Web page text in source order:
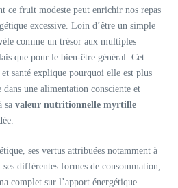
ce fruit modeste peut enrichir nos repas
excessive. Loin d’être un simple
comme un trésor aux multiples
que pour le bien-être général. Cet
santé explique pourquoi elle est plus
une alimentation consciente et
sa valeur nutritionnelle myrtille
ses vertus attribuées notamment à
ses différentes formes de consommation,
complet sur l’apport énergétique